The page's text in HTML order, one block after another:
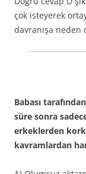
çok isteyerek
davranışa neden
Babası
süre sonra
erkeklerden
kavramlardan